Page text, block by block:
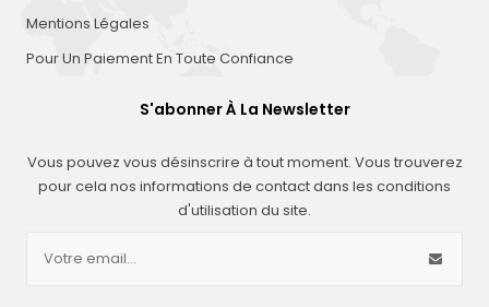
Mentions Légales
Pour Un Paiement En Toute Confiance
S'abonner À La Newsletter
Vous pouvez vous désinscrire à tout moment. Vous trouverez
pour cela nos informations de contact dans les conditions
d'utilisation du site.